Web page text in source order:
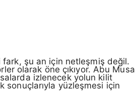
fark, şu an için netleşmiş değil.
olarak öne çıkıyor. Abu Musa
izlenecek yolun kilit
yüzleşmesi için